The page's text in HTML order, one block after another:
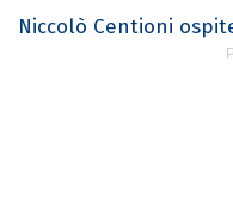
Niccolò Centioni